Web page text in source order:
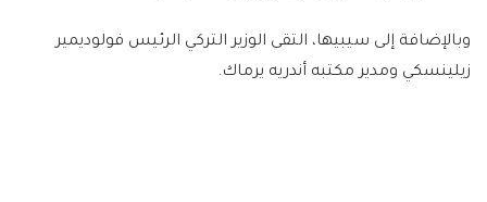
وبالإضافة إلى سيبيها، التقى الوزير التركي الرئيس فولوديمير
زيلينسكي ومدير مكتبه أندريه يرماك.